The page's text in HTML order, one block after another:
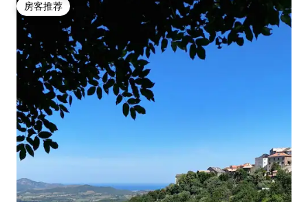
房客推荐
房客推荐